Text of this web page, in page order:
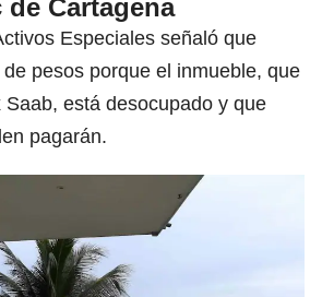
Cartagena
Especiales señaló que
pesos porque el inmueble, que
Saab, está desocupado y que
pagarán.